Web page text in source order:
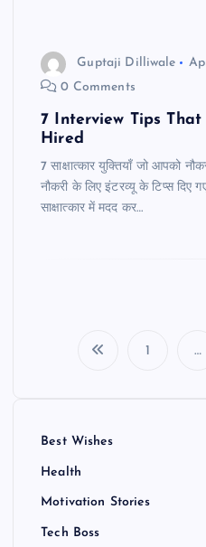
Guptaji Dilliwale
0 Comments
7 Interview Tips
Hired
7 साक्षात्कार युक्तियाँ जो आपको
नौकरी के लिए इंटरव्यू के टिप्स दिए
साक्षात्कार में मदद कर…
1 …
Best Wishes
Health
Motivation Stories
Tech Boss